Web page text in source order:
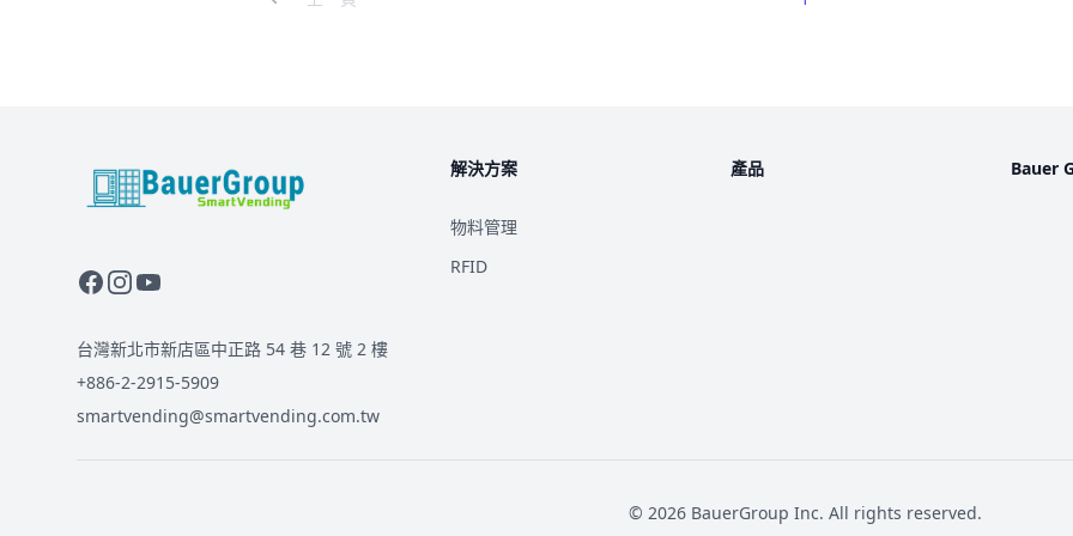
BauerGroup Tech
台灣新北市新店區中正路 54 巷 12 號 2 樓
+886-2-2915-5909
smartvending@smartvending.com.tw
解決方案
物料管理
RFID
產品 Bauer
© 2026BauerGroup Inc. All rights reserved.